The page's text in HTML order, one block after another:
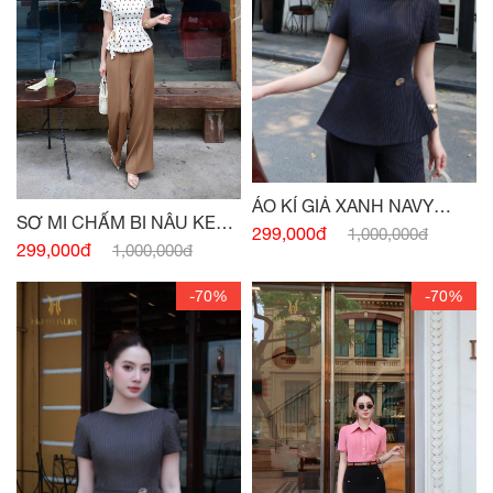
SƠ MI CHẤM BI NÂU KEM
PEPLUM
299,000đ 1,000,000đ
ÁO KÍ GIẢ XANH NAVY
ĐÍNH CHARM
299,000đ 1,000,000đ
-70% -70%